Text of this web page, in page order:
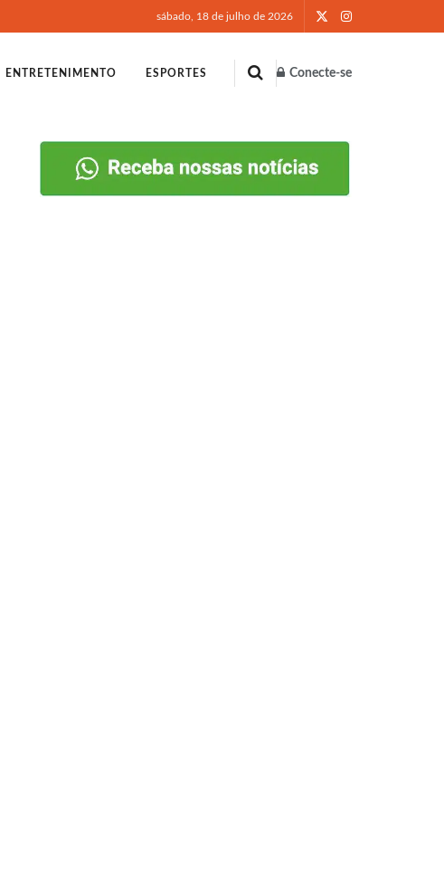
sábado, 18 de julho de 2026
ENTRETENIMENTO ESPORTES Conecte-se